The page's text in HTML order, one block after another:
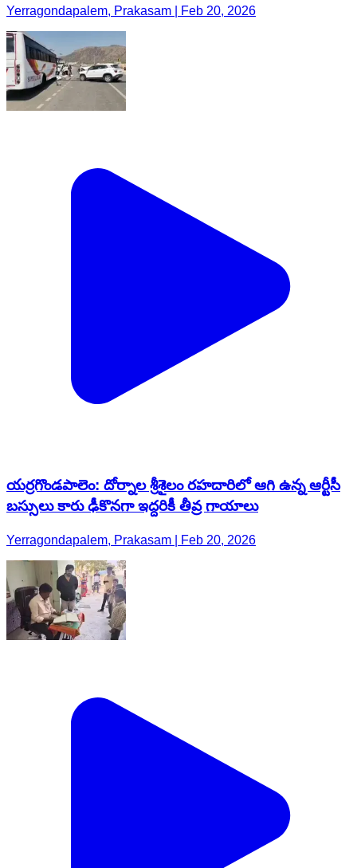
Yerragondapalem, Prakasam | Feb 20, 2026
యర్రగొండపాలెం: దోర్నాల శ్రీశైలం రహదారిలో ఆగి ఉన్న ఆర్టీసీ
బస్సులు కారు ఢీకొనగా ఇద్దరికీ తీవ్ర గాయాలు
Yerragondapalem, Prakasam | Feb 20, 2026